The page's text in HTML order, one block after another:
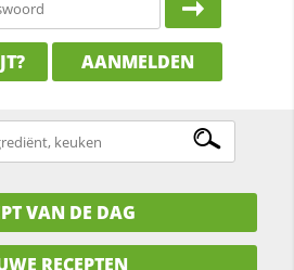
AANMELDEN
VAN DE DAG
RECEPTEN